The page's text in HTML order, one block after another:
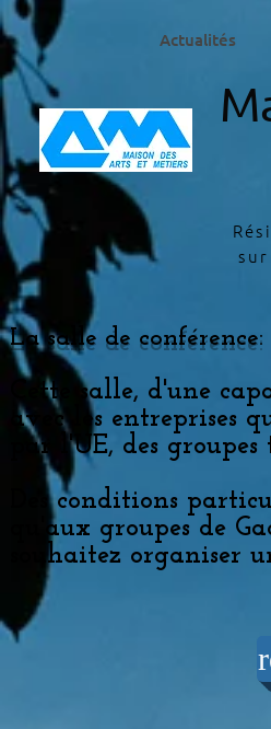
Actualités
La salle de conférence:
Cette salle, d'une
avec les entreprises
par l'UE, des
Des conditions
qu'aux groupes de
souhaitez organiser